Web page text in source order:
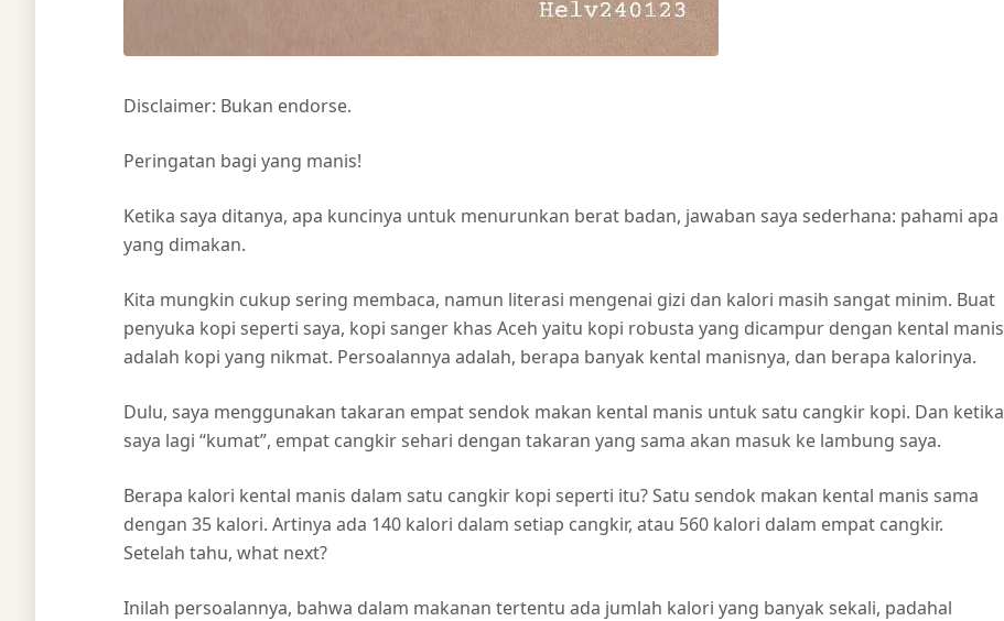
Disclaimer: Bukan endorse.
Peringatan bagi yang manis!
Ketika saya ditanya, apa kuncinya untuk menurunkan berat badan, jawaban saya sederhana: pahami apa
yang dimakan.
Kita mungkin cukup sering membaca, namun literasi mengenai gizi dan kalori masih sangat minim. Buat
penyuka kopi seperti saya, kopi sanger khas Aceh yaitu kopi robusta yang dicampur dengan kental manis
adalah kopi yang nikmat. Persoalannya adalah, berapa banyak kental manisnya, dan berapa kalorinya.
Dulu, saya menggunakan takaran empat sendok makan kental manis untuk satu cangkir kopi. Dan ketika
saya lagi “kumat”, empat cangkir sehari dengan takaran yang sama akan masuk ke lambung saya.
Berapa kalori kental manis dalam satu cangkir kopi seperti itu? Satu sendok makan kental manis sama
dengan 35 kalori. Artinya ada 140 kalori dalam setiap cangkir, atau 560 kalori dalam empat cangkir.
Setelah tahu, what next?
Inilah persoalannya, bahwa dalam makanan tertentu ada jumlah kalori yang banyak sekali, padahal